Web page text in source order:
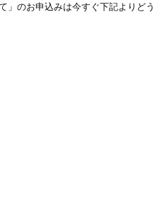
」のお申込みは今すぐ下記よりどう